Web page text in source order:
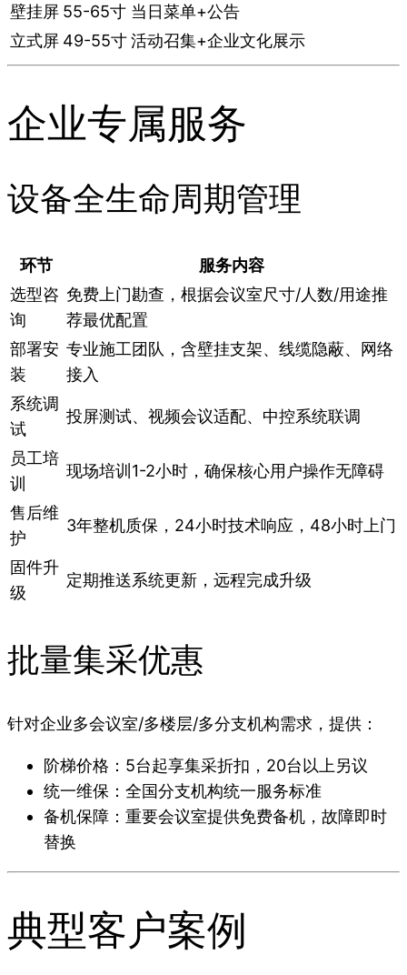
壁挂屏 55-65寸 当日菜单+公告
立式屏 49-55寸活动召集+企业文化展示
企业专属服务
设备全生命周期管理
环节
服务内容
选型咨
询
免费上门勘查，根据会议室尺寸/人数/用途推
荐最优配置
部署安
装
专业施工团队，含壁挂支架、线缆隐蔽、网络
接入
系统调
试
投屏测试、视频会议适配、中控系统联调
员工培
训
现场培训1-2小时，确保核心用户操作无障碍
售后维
护
3年整机质保，24小时技术响应，48小时上门
固件升
级
定期推送系统更新，远程完成升级
批量集采优惠
针对企业多会议室/多楼层/多分支机构需求，提供：
阶梯价格：5台起享集采折扣，20台以上另议
统一维保：全国分支机构统一服务标准
备机保障：重要会议室提供免费备机，故障即时
替换
典型客户案例